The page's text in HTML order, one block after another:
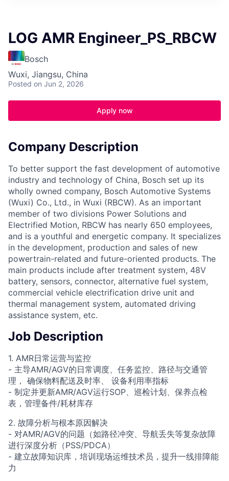
LOG AMR Engineer_PS_RBCW
Bosch
Wuxi, Jiangsu, China
Posted on Jun 2, 2026
Apply now
Company Description
To better support the fast development of automotive
industry and technology of China, Bosch set up its
wholly owned company, Bosch Automotive Systems
(Wuxi) Co., Ltd., in Wuxi (RBCW). As an important
member of two divisions Power Solutions and
Electrified Motion, RBCW has nearly 650 employees,
and is a youthful and energetic company. It specializes
in the development, production and sales of new
powertrain-related and future-oriented products. The
main products include after treatment system, 48V
battery, sensors, connector, alternative fuel system,
commercial vehicle electrification drive unit and
thermal management system, automated driving
assistance system, etc.
Job Description
1. AMR日常运营与监控
- 主导AMR/AGV的日常调度、任务监控、路径与交通管
理， 确保物料配送及时率、 设备利用率指标
- 制定并更新AMR/AGV运行SOP、巡检计划、保养点检
表，管理备件/耗材库存
2. 故障分析与根本原因解决
- 对AMR/AGV的问题（如路径冲突、导航丢失等复杂故障
进行深度分析（PSS/PDCA）
- 建立故障知识库，培训现场运维技术员，提升一线排障能
力